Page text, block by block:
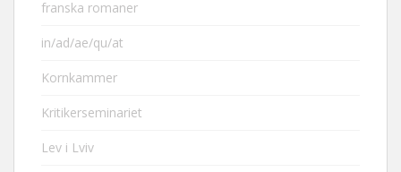
franska romaner
in/ad/ae/qu/at
Kornkammer
Kritikerseminariet
Lev i Lviv